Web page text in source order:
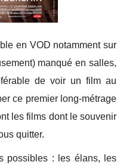
en VOD notamment sur
manqué en salles,
de voir un film au
ce premier long-métrage
les films dont le souvenir
quitter.
possibles : les élans, les